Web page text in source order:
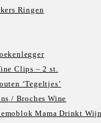
Ringen
Clips – 2 st.
‘Tegeltjes’
/ Broches Wine
Mama Drinkt Wijn